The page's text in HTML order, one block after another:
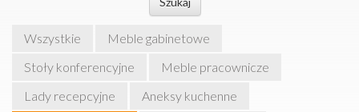
Wszystkie
Meble gabinetowe
Stoły konferencyjne
Meble pracownicze
Lady recepcyjne
Aneksy kuchenne